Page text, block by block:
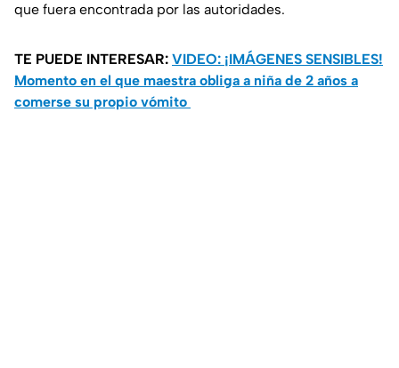
que fuera encontrada por las autoridades.
TE PUEDE INTERESAR: VIDEO: ¡IMÁGENES SENSIBLES!
Momento en el que maestra obliga a niña de 2 años a
comerse su propio vómito